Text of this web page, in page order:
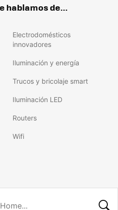
hablamos de...
Electrodomésticos
innovadores
Iluminación y energía
Trucos y bricolaje smart
Iluminación LED
Routers
Wifi